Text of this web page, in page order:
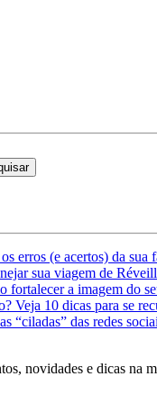
erros (e acertos) da sua
sua viagem de
fortalecer a imagem do
Veja 10 dicas para se
“ciladas” das redes
novidades e dicas